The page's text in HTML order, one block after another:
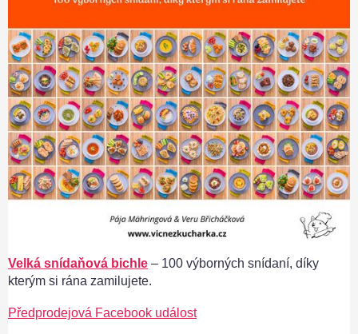
Velká snídaňová bichle – 100 výborných snídaní, díky
kterým si rána zamilujete.
Předprodejová Facebook událost